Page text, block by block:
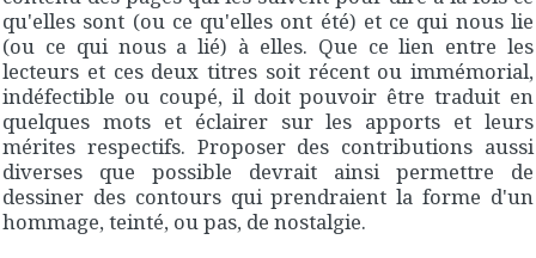
qu'elles sont (ou ce qu'elles ont été) et ce qui nous lie
(ou ce qui nous a lié) à elles. Que ce lien entre les
lecteurs et ces deux titres soit récent ou immémorial,
indéfectible ou coupé, il doit pouvoir être traduit en
quelques mots et éclairer sur les apports et leurs
mérites respectifs. Proposer des contributions aussi
diverses que possible devrait ainsi permettre de
dessiner des contours qui prendraient la forme d'un
hommage, teinté, ou pas, de nostalgie.